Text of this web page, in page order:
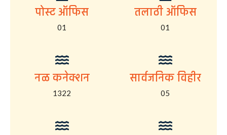
पोस्ट ऑफिस
01
तलाठी ऑफिस
01
नळ कनेक्शन
1322
सार्वजनिक विहीर
05